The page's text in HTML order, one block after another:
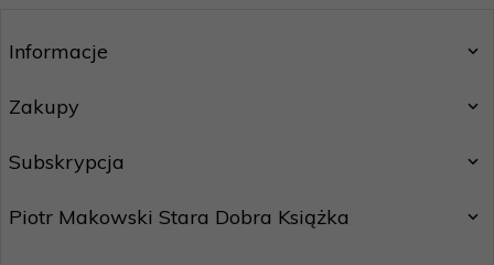
Informacje
Zakupy
Subskrypcja
Piotr Makowski Stara Dobra Książka